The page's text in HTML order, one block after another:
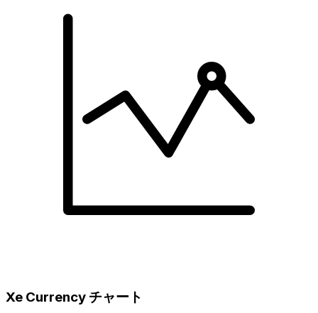
Xe Currency チャート